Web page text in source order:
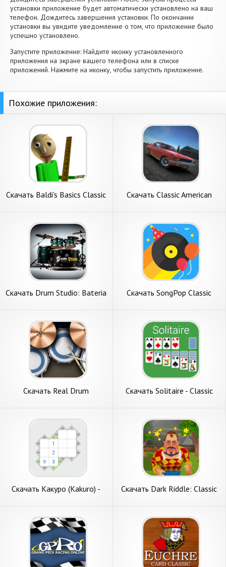
установки приложение будет автоматически установлено на ваш
телефон. Дождитесь завершения установки. По окончании
установки вы увидите уведомление о том, что приложение было
успешно установлено.
Запустите приложение: Найдите иконку установленного
приложения на экране вашего телефона или в списке
приложений. Нажмите на иконку, чтобы запустить приложение.
Похожие приложения:
Скачать Baldi's Basics Classic
Скачать Classic American
Андроид
Скачать Drum Studio: Bateria
Скачать SongPop Classic
Скачать Real Drum
Скачать Solitaire - Classic
Андроид
Скачать Какуро (Kakuro) -
Андроид
Скачать Dark Riddle: Classic